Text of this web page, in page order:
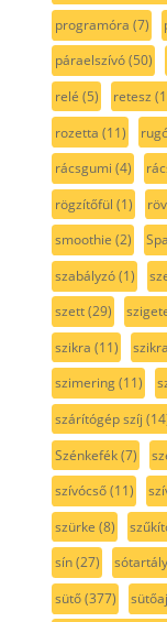
programóra (7)
páraelszívó(50)
relé (5) retesz
rozetta (11)
rácsgumi (4)
rögzítőfül (1)
smoothie (2)
szabályzó(1)
szett(29)
szikra (11)
szimering(11)
szárítógép szíj
Szénkefék(7)
szívócső(11)
szürke (8)
sín(27) sótartály
sütő(377)